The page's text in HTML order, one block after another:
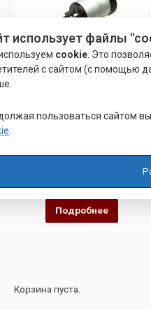
ПАТРОН РЕЗЬБОНАРЕЗНОЙ
0
из
5
Подробнее
Корзина пуста.
использует файлы
cookie . Это
с сайтом (с помощью
пользоваться сайтом